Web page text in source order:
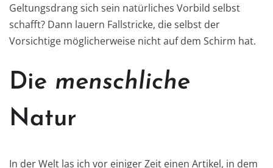
Geltungsdrang sich sein natürliches Vorbild selbst
schafft? Dann lauern Fallstricke, die selbst der
Vorsichtige möglicherweise nicht auf dem Schirm hat.
Die menschliche
Natur
In der Welt las ich vor einiger Zeit einen Artikel, in dem